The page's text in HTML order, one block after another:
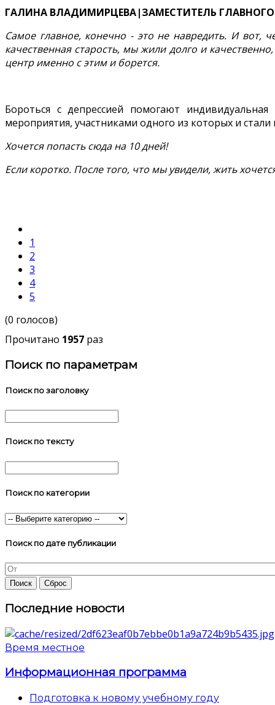
ГАЛИНА ВЛАДИМИРЦЕВА|ЗАМЕСТИТЕЛЬ
Самое главное, конечно - это не навредить. И вот,
качественная старость, мы жили долго и
центр именно с этим и борется.
Бороться с депрессией помогают
мероприятия, участниками одного из которых и стали
Хочется попасть сюда на 10 дней!
Если коротко. После того, что мы увидели, жить
1
2
3
4
5
(0 голосов)
Прочитано 1957 раз
Поиск по параметрам
Поиск по заголовку
Поиск по тексту
Поиск по категории
Поиск по дате публикации
Последние новости
Время местное
Информационная программа
Подготовка к новому учебному году